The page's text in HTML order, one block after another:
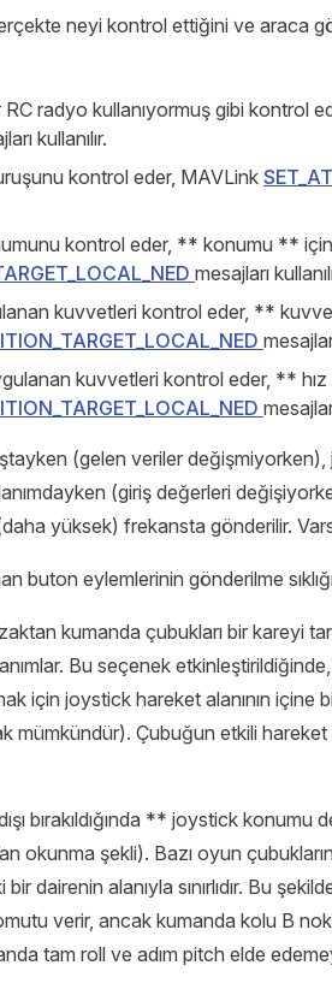
neyi kontrol ettiğini ve araca
RC radyo kullanıyormuş gibi kontrol
kullanılır.
kontrol eder, MAVLink
kontrol eder, ** konumu **
mesajları
kuvvetleri kontrol eder, **
kuvvetleri kontrol eder, **
(gelen veriler değişmiyorken),
(giriş değerleri
yüksek) frekansta gönderilir.
buton eylemlerinin gönderilme
kumanda çubukları bir kareyi
Bu seçenek
için joystick hareket alanının içine
mümkündür). Çubuğun etkili hareket
bırakıldığında ** joystick konumu
okunma şekli). Bazı oyun
dairenin alanıyla sınırlıdır. Bu
verir, ancak kumanda kolu B
tam roll ve adım pitch elde